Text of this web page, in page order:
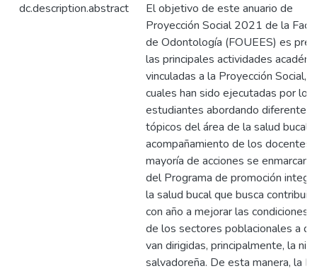
dc.description.abstract
El objetivo de este anuario de
Proyección Social 2021 de la
de Odontología (FOUEES) es
las principales actividades
vinculadas a la Proyección Social,
cuales han sido ejecutadas por los
estudiantes abordando diferentes
tópicos del área de la salud bucal
acompañamiento de los docentes.
mayoría de acciones se enmarcan
del Programa de promoción
la salud bucal que busca contribuir
con año a mejorar las condiciones
de los sectores poblacionales a
van dirigidas, principalmente, la
salvadoreña. De esta manera, la